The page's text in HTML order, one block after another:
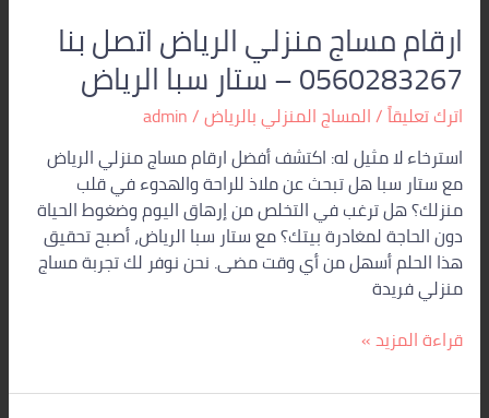
ارقام مساج منزلي الرياض اتصل بنا
0560283267 – ستار سبا الرياض
اترك تعليقاً/المساج المنزلي بالرياض/
admin
استرخاء لا مثيل له: اكتشف أفضل ارقام مساج منزلي الرياض
مع ستار سبا هل تبحث عن ملاذ للراحة والهدوء في قلب
منزلك؟ هل ترغب في التخلص من إرهاق اليوم وضغوط الحياة
دون الحاجة لمغادرة بيتك؟ مع ستار سبا الرياض، أصبح تحقيق
هذا الحلم أسهل من أي وقت مضى. نحن نوفر لك تجربة مساج
منزلي فريدة
قراءة المزيد »